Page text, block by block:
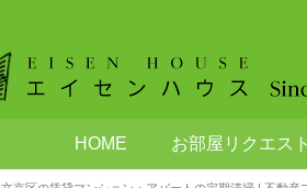
HOME お部屋リクエスト